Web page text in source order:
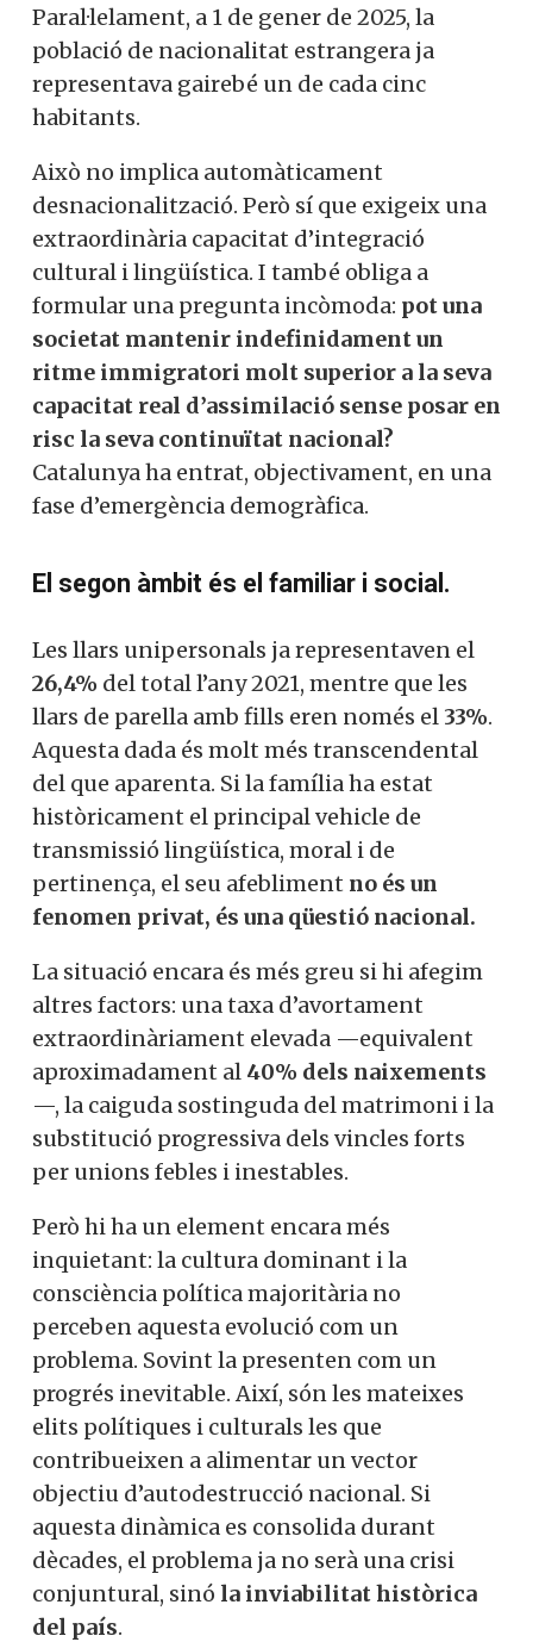
Paral·lelament, a 1 de gener de 2025, la
població de nacionalitat estrangera ja
representava gairebé un de cada cinc
habitants.
Això no implica automàticament
desnacionalització. Però sí que exigeix una
extraordinària capacitat d’integració
cultural i lingüística. I també obliga a
formular una pregunta incòmoda: pot una
societat mantenir indefinidament un
ritme immigratori molt superior a la seva
capacitat real d’assimilació sense posar en
risc la seva continuïtat nacional?
Catalunya ha entrat, objectivament, en una
fase d’emergència demogràfica.
El segon àmbit és el familiar i social.
Les llars unipersonals ja representaven el
26,4% del total l’any 2021, mentre que les
llars de parella amb fills eren només el 33%.
Aquesta dada és molt més transcendental
del que aparenta. Si la família ha estat
històricament el principal vehicle de
transmissió lingüística, moral i de
pertinença, el seu afebliment no és un
fenomen privat, és una qüestió nacional.
La situació encara és més greu si hi afegim
altres factors: una taxa d’avortament
extraordinàriament elevada —equivalent
aproximadament al 40% dels naixements
—, la caiguda sostinguda del matrimoni i la
substitució progressiva dels vincles forts
per unions febles i inestables.
Però hi ha un element encara més
inquietant: la cultura dominant i la
consciència política majoritària no
perceben aquesta evolució com un
problema. Sovint la presenten com un
progrés inevitable. Així, són les mateixes
elits polítiques i culturals les que
contribueixen a alimentar un vector
objectiu d’autodestrucció nacional. Si
aquesta dinàmica es consolida durant
dècades, el problema ja no serà una crisi
conjuntural, sinó la inviabilitat històrica
del país.